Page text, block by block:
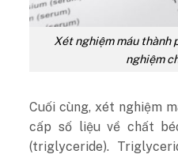
Xét nghiệm máu thành
nghiệm
Cuối cùng, xét nghiệm
cấp số liệu về chất
(triglyceride).